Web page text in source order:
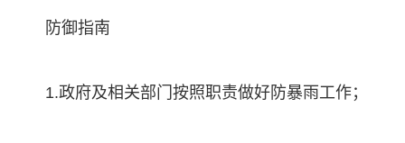
防御指南
1.政府及相关部门按照职责做好防暴雨工作；